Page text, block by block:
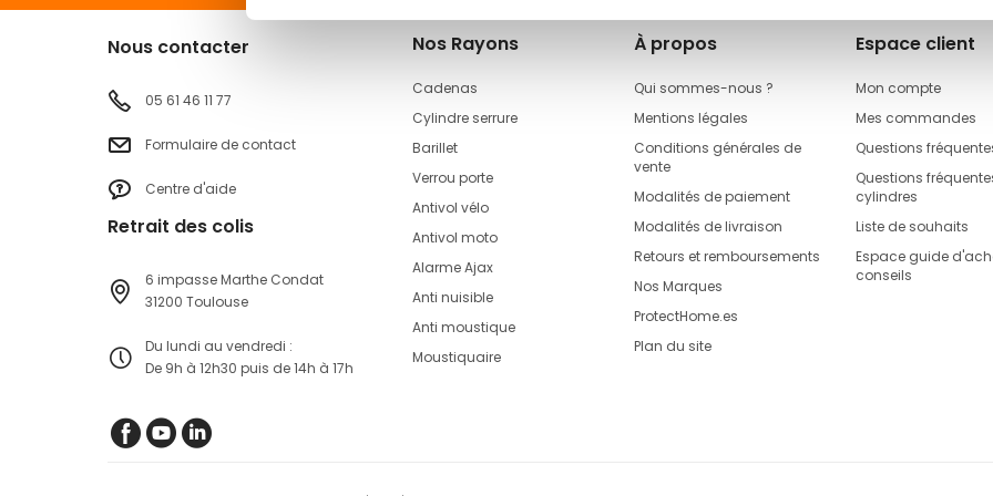
Nous contacter
05 61 46 11 77
Formulaire de contact
Centre d'aide
Retrait des colis
6 impasse Marthe Condat
31200 Toulouse
Du lundi au vendredi :
De 9h à 12h30 puis de 14h à 17h
Nos Rayons
Cadenas
Cylindre serrure
Barillet
Verrou porte
Antivol vélo
Antivol moto
Alarme Ajax
Anti nuisible
Anti moustique
Moustiquaire
À propos
Qui sommes-nous ?
Mentions légales
Conditions générales de
vente
Modalités de paiement
Modalités de livraison
Retours et remboursements
Nos Marques
ProtectHome.es
Plan du site
Espace client
Mon compte
Mes commandes
Questions
Questions
cylindres
Liste de souhaits
Espace guide
conseils